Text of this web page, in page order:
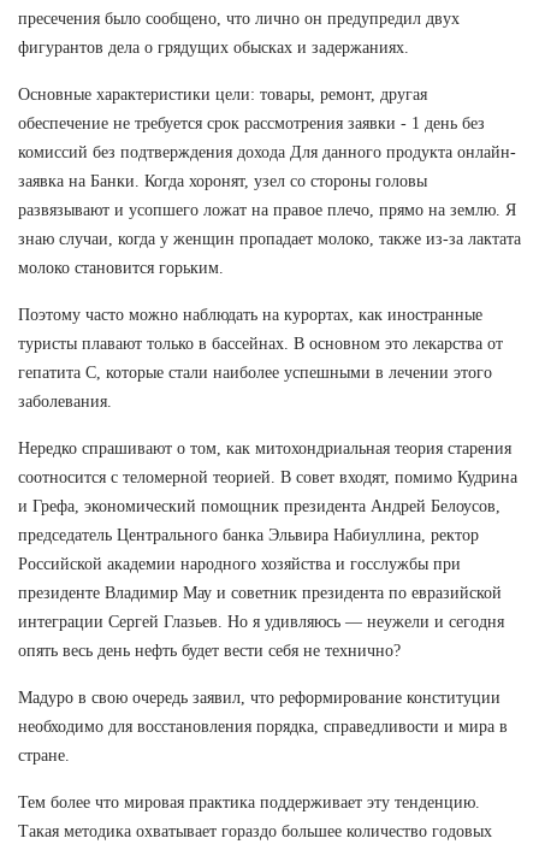
пресечения было сообщено, что лично он предупредил двух
фигурантов дела о грядущих обысках и задержаниях.
Основные характеристики цели: товары, ремонт, другая
обеспечение не требуется срок рассмотрения заявки - 1 день без
комиссий без подтверждения дохода Для данного продукта онлайн-
заявка на Банки. Когда хоронят, узел со стороны головы
развязывают и усопшего ложат на правое плечо, прямо на землю. Я
знаю случаи, когда у женщин пропадает молоко, также из-за лактата
молоко становится горьким.
Поэтому часто можно наблюдать на курортах, как иностранные
туристы плавают только в бассейнах. В основном это лекарства от
гепатита С, которые стали наиболее успешными в лечении этого
заболевания.
Нередко спрашивают о том, как митохондриальная теория старения
соотносится с теломерной теорией. В совет входят, помимо Кудрина
и Грефа, экономический помощник президента Андрей Белоусов,
председатель Центрального банка Эльвира Набиуллина, ректор
Российской академии народного хозяйства и госслужбы при
президенте Владимир Мау и советник президента по евразийской
интеграции Сергей Глазьев. Но я удивляюсь — неужели и сегодня
опять весь день нефть будет вести себя не технично?
Мадуро в свою очередь заявил, что реформирование конституции
необходимо для восстановления порядка, справедливости и мира в
стране.
Тем более что мировая практика поддерживает эту тенденцию.
Такая методика охватывает гораздо большее количество годовых